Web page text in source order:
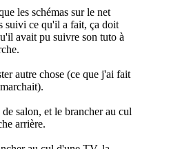
les schémas sur le net
suivi ce qu'il a fait, ça doit
avait pu suivre son tuto à
autre chose (ce que j'ai fait
salon, et le brancher au cul
arrière.